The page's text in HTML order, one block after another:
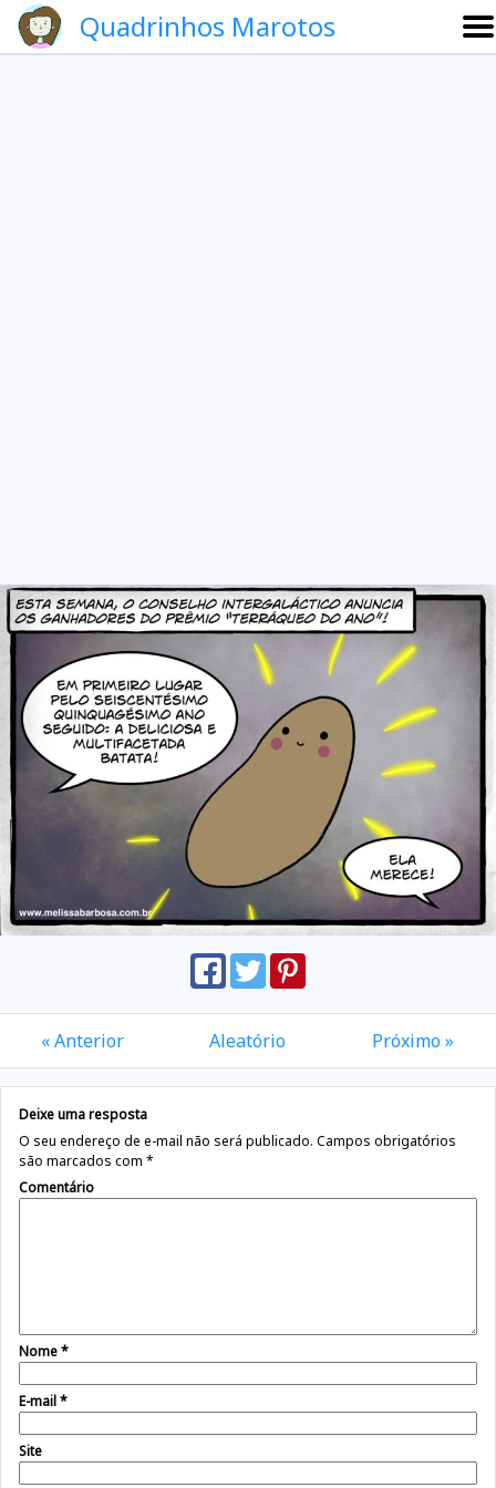
Quadrinhos Marotos
« Anterior Aleatório Próximo »
Deixe uma resposta
O seu endereço de e-mail não será publicado. Campos obrigatórios
são marcados com *
Comentário
Nome*
E-mail*
Site